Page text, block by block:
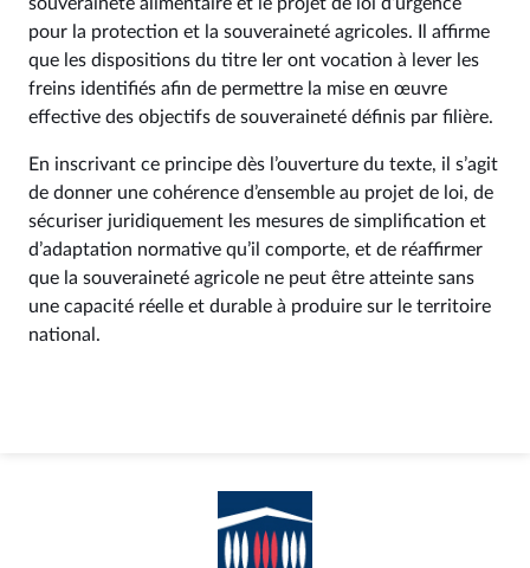
pour la protection et la souveraineté agricoles. Il affirme
que les dispositions du titre Ier ont vocation à lever les
freins identifiés afin de permettre la mise en œuvre
effective des objectifs de souveraineté définis par filière.
En inscrivant ce principe dès l’ouverture du texte, il s’agit
de donner une cohérence d’ensemble au projet de loi, de
sécuriser juridiquement les mesures de simplification et
d’adaptation normative qu’il comporte, et de réaffirmer
que la souveraineté agricole ne peut être atteinte sans
une capacité réelle et durable à produire sur le territoire
national.